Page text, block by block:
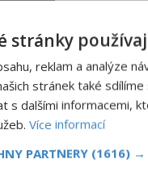
k paranormálním
znepokojivější.
Rodí se v
video
stránky
reklam a analýze
stránek také
s dalšími informacemi,
Více informací
PARTNERY (1616) →